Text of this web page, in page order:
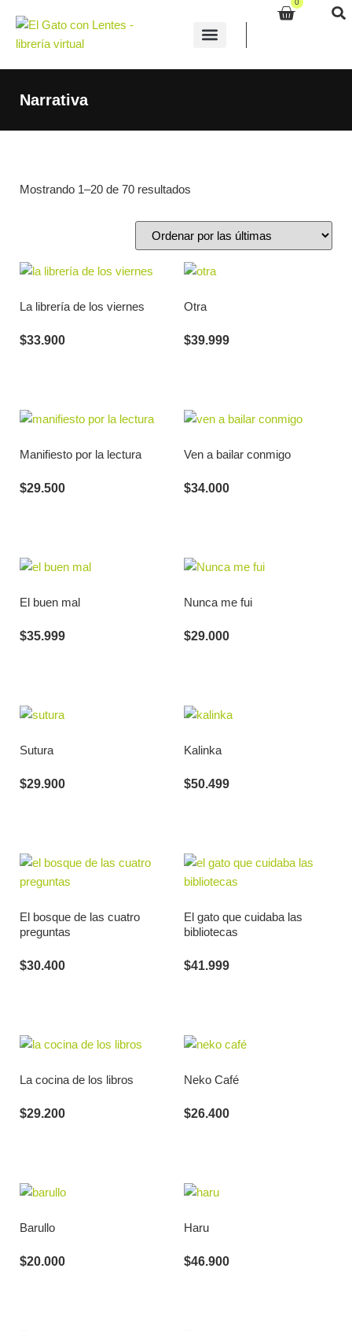
0
Narrativa
Mostrando 1–20 de 70 resultados
La librería de los viernes
$33.900
Otra
$39.999
Manifiesto por la lectura
$29.500
Ven a bailar conmigo
$34.000
El buen mal
$35.999
Nunca me fui
$29.000
Sutura
$29.900
Kalinka
$50.499
El bosque de las cuatro
preguntas
$30.400
El gato que cuidaba las
bibliotecas
$41.999
La cocina de los libros
$29.200
Neko Café
$26.400
Barullo
$20.000
Haru
$46.900